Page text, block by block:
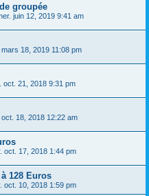
groupée
juin 12, 2019 9:41 am
mars 18, 2019 11:08 pm
oct. 21, 2018 9:31 pm
oct. 18, 2018 12:22 am
oct. 17, 2018 1:44 pm
128 Euros
oct. 10, 2018 1:59 pm